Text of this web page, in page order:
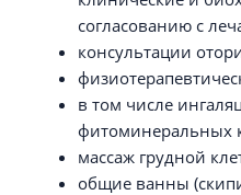
согласованию с
консультации
в том числе
фитоминеральных
массаж грудной
общие ванны